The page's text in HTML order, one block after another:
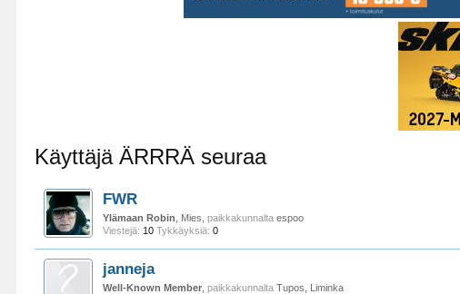
Käyttäjä ÄRRRÄ seuraa
FWR
Ylämaan Robin , Mies,paikkakunnalta espoo
Viestejä: 10 Tykkäyksiä: 0
janneja
Well-Known Member ,paikkakunnalta Tupos, Liminka